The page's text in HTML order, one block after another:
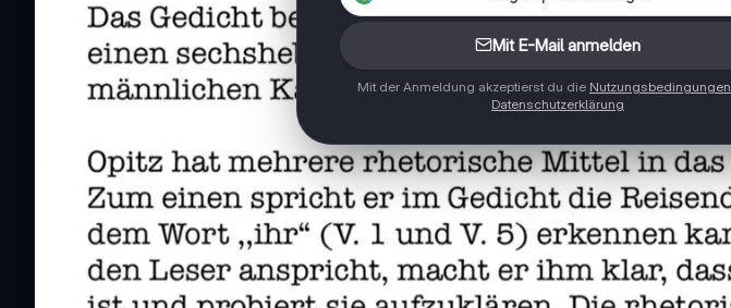
Mit E-Mail anmelden
Mit der Anmeldung akzeptierst du die Nutzungsbedingungen
Datenschutzerklärung